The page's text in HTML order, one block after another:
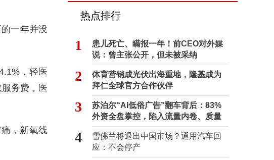
一年并没
，轻医
务费，医
，新氧线
热点排行
1
患儿死亡、瞒报一年！前CEO对外媒
说：曾主张公开，但未被采纳
2
体育营销成光伏出海重地，隆基成为
拜仁全球官方合作伙伴
3
苏泊尔“AI低俗广告”翻车背后：83%
外资全盘掌控，陷入流量内卷、质量
频发的负循环
4
雪佛兰将退出中国市场？通用汽车回
应：不会停产